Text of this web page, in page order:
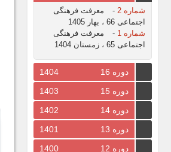
شماره 2 -
معرفت فرهنگی
اجتماعی 66 ، بهار 1405
شماره 1
-
معرفت فرهنگی
اجتماعی 65 ، زمستان 1404
دوره 16
1404
دوره 15
1403
دوره 14
1402
دوره 13
1401
دوره 12
1400